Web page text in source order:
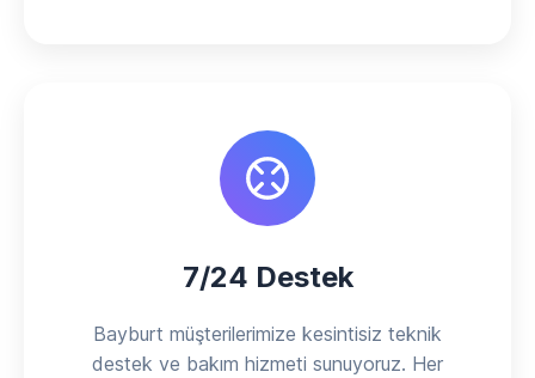
7/24 Destek
Bayburt müşterilerimize kesintisiz teknik
destek ve bakım hizmeti sunuyoruz. Her